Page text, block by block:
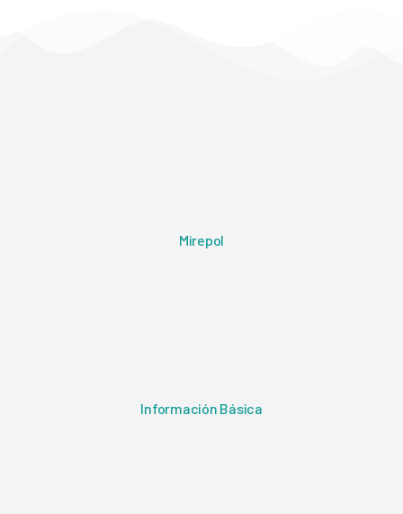
Mirepol
Información Básica